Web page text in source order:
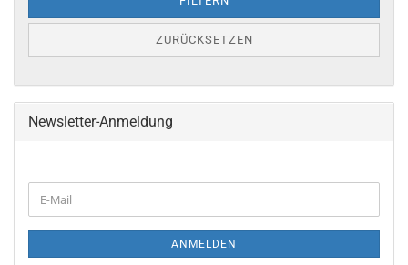
ZURÜCKSETZEN
Newsletter-Anmeldung
ZUR
E-
Mail
ANMELDEN